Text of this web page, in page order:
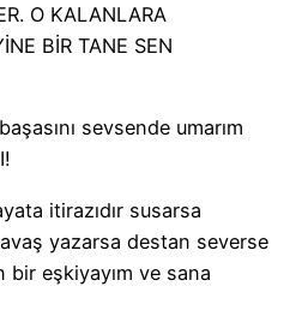
O KALANLARA
BİR TANE SEN
sevsende umarım
itirazıdır susarsa
yazarsa destan severse
bir eşkiyayım ve sana